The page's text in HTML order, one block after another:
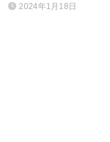
2024年1月18日